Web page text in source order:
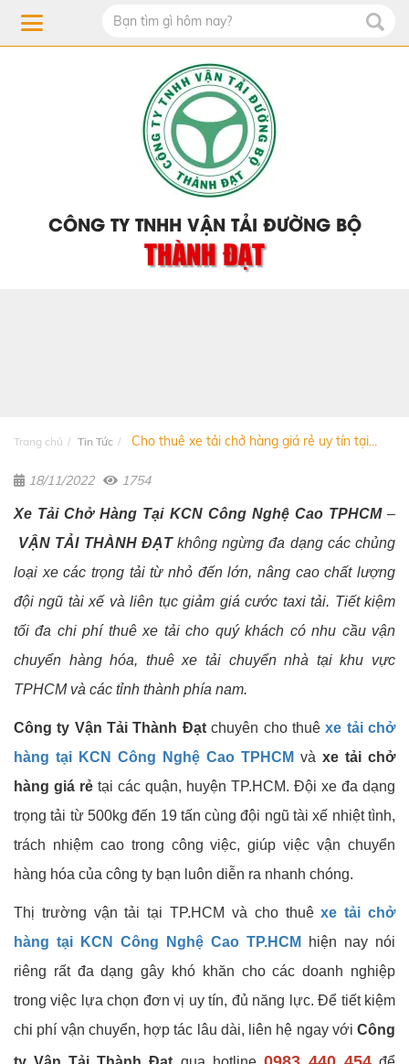
CÔNG TY TNHH VẬN TẢI ĐƯỜNG BỘ
THÀNH ĐẠT
Trang chủ Tin Tức Cho thuê xe tải chở hàng giá rẻ uy tín tại...
18/11/2022 1754
Xe Tải Chở Hàng Tại KCN Công Nghệ Cao TPHCM–
VẬN TẢI THÀNH ĐẠTkhông ngừng đa dạng các chủng
loại xe các trọng tải từ nhỏ đến lớn, nâng cao chất lượng
đội ngũ tài xế và liên tục giảm giá cước taxi tải. Tiết kiệm
tối đa chi phí thuê xe tải cho quý khách có nhu cầu vận
chuyển hàng hóa, thuê xe tải chuyển nhà tại khu vực
TPHCM và các tỉnh thành phía nam.
Công ty Vận Tải Thành Đạtchuyên cho thuêxe tải chở
hàng tại KCN Công Nghệ Cao TPHCM và xe tải chở
hàng giá rẻ tại các quận, huyện TP.HCM. Đội xe đa dạng
trọng tải từ 500kg đến 19 tấn cùng đội ngũ tài xế nhiệt tình,
trách nhiệm cao trong công việc, giúp việc vận chuyển
hàng hóa của công ty bạn luôn diễn ra nhanh chóng.
Thị trường vận tải tại TP.HCM và cho thuêxe tải chở
hàng tại KCN Công Nghệ Cao TP.HCM
hiện nay nói
riêng rất đa dạng gây khó khăn cho các doanh nghiệp
trong việc lựa chọn đơn vị uy tín, đủ năng lực. Để tiết kiệm
chi phí vận chuyển, hợp tác lâu dài, liên hệ ngay với Công